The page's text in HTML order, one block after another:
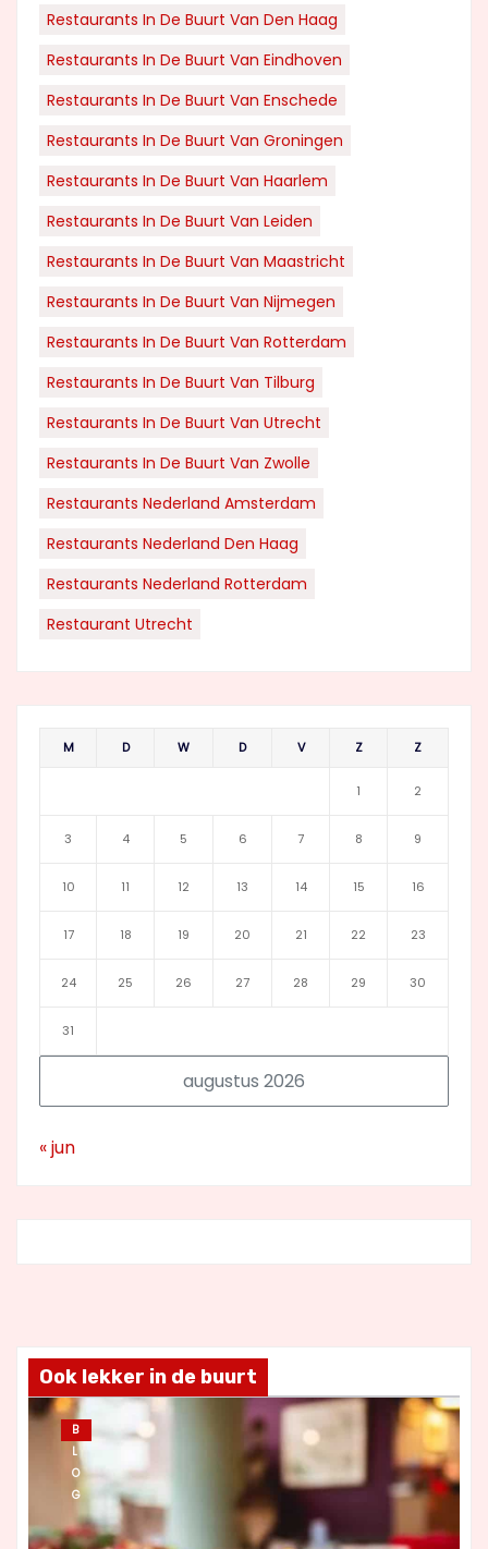
Restaurants In De Buurt Van Den Haag
Restaurants In De Buurt Van Eindhoven
Restaurants In De Buurt Van Enschede
Restaurants In De Buurt Van Groningen
Restaurants In De Buurt Van Haarlem
Restaurants In De Buurt Van Leiden
Restaurants In De Buurt Van Maastricht
Restaurants In De Buurt Van Nijmegen
Restaurants In De Buurt Van Rotterdam
Restaurants In De Buurt Van Tilburg
Restaurants In De Buurt Van Utrecht
Restaurants In De Buurt Van Zwolle
Restaurants Nederland Amsterdam
Restaurants Nederland Den Haag
Restaurants Nederland Rotterdam
Restaurant Utrecht
augustus 2026
M D W D V Z Z
1 2
3 4 5 6 7 8 9
10 11 12 13 14 15 16
17 18 19 20 21 22 23
24 25 26 27 28 29 30
31
« jun
Ook lekker in de buurt
B
L
O
G